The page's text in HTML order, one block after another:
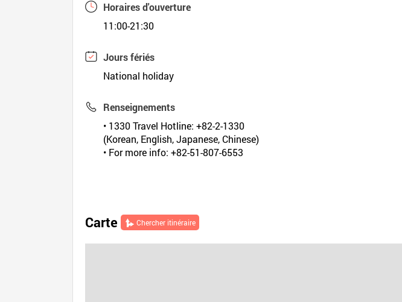
Horaires d'ouverture
11:00-21:30
Jours fériés
National holiday
Renseignements
• 1330 Travel Hotline: +82-2-1330
(Korean, English, Japanese, Chinese)
• For more info: +82-51-807-6553
Carte Chercher itinéraire